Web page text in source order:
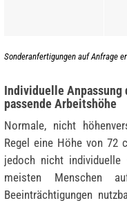
Sonderanfertigungen auf Anfrage
Individuelle Anpassung
passende Arbeitshöhe
Normale, nicht
Regel eine Höhe von 72
jedoch nicht
meisten Menschen
Beeinträchtigungen